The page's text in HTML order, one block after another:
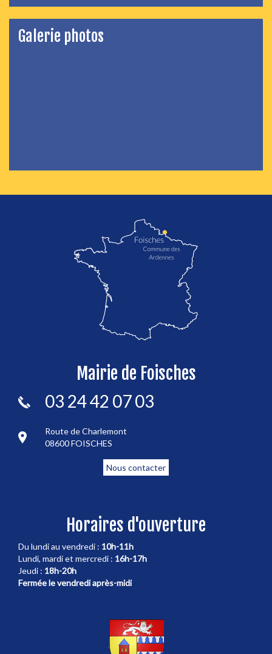
Galerie photos
localisation de Foisches
Mairie de Foisches
03 24 42 07 03
Route de Charlemont
08600 FOISCHES
Nous contacter
Horaires d'ouverture
Du lundi au vendredi : 10h-11h
Lundi, mardi et mercredi : 16h-17h
Jeudi : 18h-20h
Fermée le vendredi après-midi